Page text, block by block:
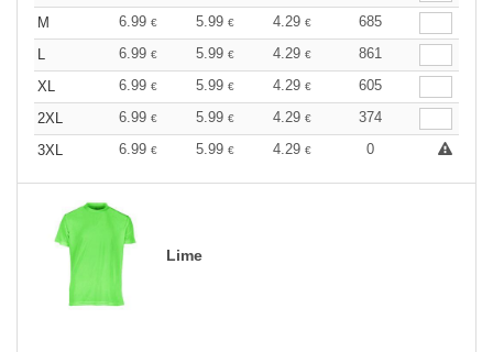
M
6.99 € 5.99 € 4.29 €
685
L
6.99 € 5.99 € 4.29 €
861
XL
6.99 € 5.99 € 4.29 €
605
2XL
6.99 € 5.99 € 4.29 €
374
3XL
6.99 € 5.99 € 4.29 € 0
Lime